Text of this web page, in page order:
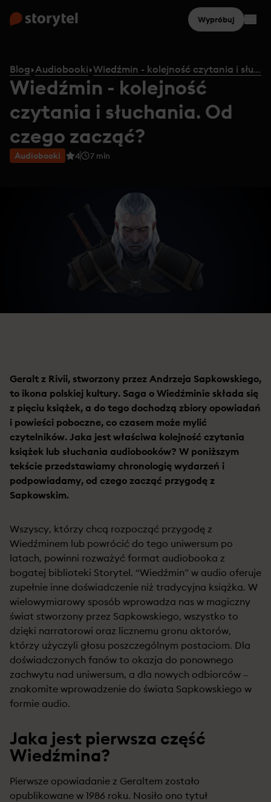
Wypróbuj
Blog Audiobooki Wiedźmin - kolejność czytania i słuchania. Od czego zacząć?
Wiedźmin - kolejność
czytania i słuchania. Od
czego zacząć?
Audiobooki 4 7 min
Geralt z Rivii, stworzony przez Andrzeja Sapkowskiego,
to ikona polskiej kultury. Saga o Wiedźminie składa się
z pięciu książek, a do tego dochodzą zbiory opowiadań
i powieści poboczne, co czasem może mylić
czytelników. Jaka jest właściwa kolejność czytania
książek lub słuchania audiobooków? W poniższym
tekście przedstawiamy chronologię wydarzeń i
podpowiadamy, od czego zacząć przygodę z
Sapkowskim.
Wszyscy, którzy chcą rozpocząć przygodę z
Wiedźminem lub powrócić do tego uniwersum po
latach, powinni rozważyć format audiobooka z
bogatej biblioteki Storytel. “Wiedźmin” w audio oferuje
zupełnie inne doświadczenie niż tradycyjna książka. W
wielowymiarowy sposób wprowadza nas w magiczny
świat stworzony przez Sapkowskiego, wszystko to
dzięki narratorowi oraz licznemu gronu aktorów,
którzy użyczyli głosu poszczególnym postaciom. Dla
doświadczonych fanów to okazja do ponownego
zachwytu nad uniwersum, a dla nowych odbiorców –
znakomite wprowadzenie do świata Sapkowskiego w
formie audio.
Jaka jest pierwsza część
Wiedźmina?
Pierwsze opowiadanie z Geraltem zostało
opublikowane w 1986 roku. Nosiło ono tytuł